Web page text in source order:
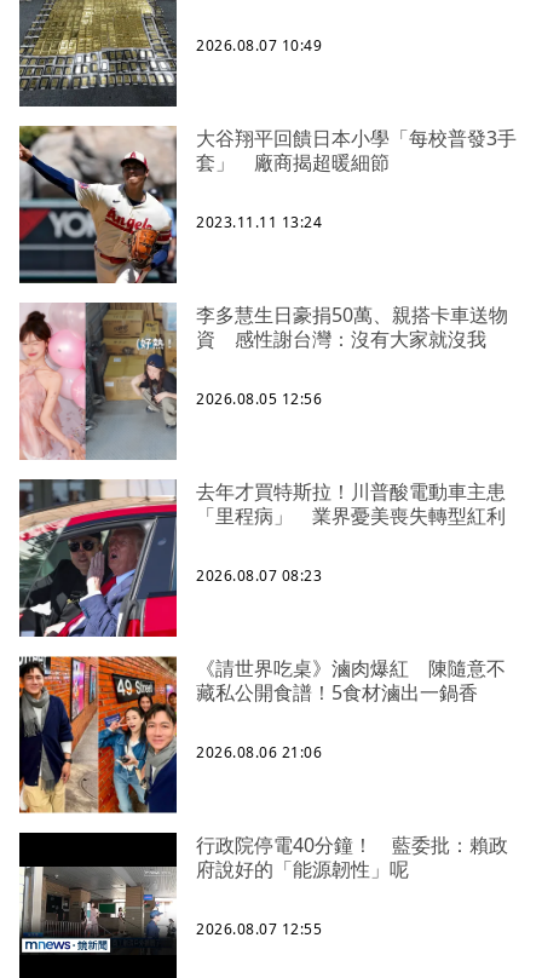
2026.08.07 10:49
大谷翔平回饋日本小學「每校普發3手
套」 廠商揭超暖細節
2023.11.11 13:24
李多慧生日豪捐50萬、親搭卡車送物
資 感性謝台灣：沒有大家就沒我
2026.08.05 12:56
去年才買特斯拉！川普酸電動車主患
「里程病」 業界憂美喪失轉型紅利
2026.08.07 08:23
《請世界吃桌》滷肉爆紅 陳隨意不
藏私公開食譜！5食材滷出一鍋香
2026.08.06 21:06
行政院停電40分鐘！ 藍委批：賴政
府說好的「能源韌性」呢
2026.08.07 12:55